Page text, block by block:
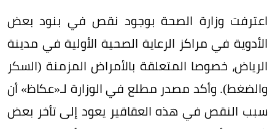
اعترفت وزارة الصحة بوجود نقص في بنود بعض
الأدوية في مراكز الرعاية الصحية الأولية في مدينة
الرياض، خصوصا المتعلقة بالأمراض المزمنة (السكر
والضغط). وأكد مصدر مطلع في الوزارة لـ«عكاظ» أن
سبب النقص في هذه العقاقير يعود إلى تأخر بعض